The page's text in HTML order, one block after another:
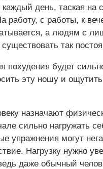
день, таская на
работу, с работы, к
а людям с
так
похудения будет
эту ношу и ощутить
назначают
сильно нагружать
упражнения могут
Нагрузку нужно
даже обычный